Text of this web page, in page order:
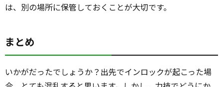
は、別の場所に保管しておくことが大切です。
まとめ
いかがだったでしょうか？出先でインロックが起こった場